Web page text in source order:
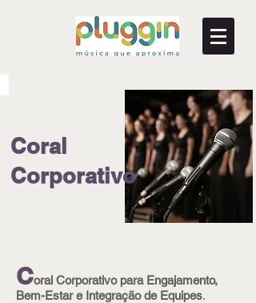
Coral
Corporativo
Coral Corporativo para Engajamento,
Bem-Estar e Integração de Equipes.